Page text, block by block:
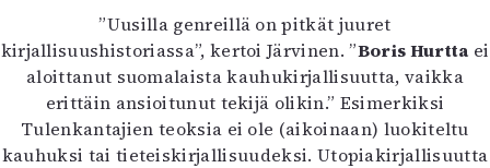
”Uusilla genreillä on pitkät juuret
kirjallisuushistoriassa”, kertoi Järvinen. ”Boris Hurtta ei
aloittanut suomalaista kauhukirjallisuutta, vaikka
erittäin ansioitunut tekijä olikin.” Esimerkiksi
Tulenkantajien teoksia ei ole (aikoinaan) luokiteltu
kauhuksi tai tieteiskirjallisuudeksi. Utopiakirjallisuutta